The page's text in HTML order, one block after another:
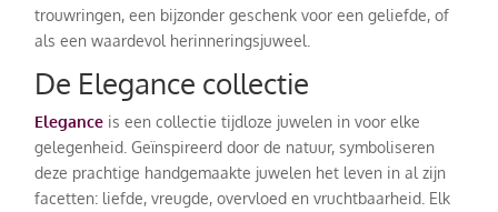
trouwringen, een bijzonder geschenk voor een geliefde, of
als een waardevol herinneringsjuweel.
De Elegance collectie
Elegance is een collectie tijdloze juwelen in voor elke
gelegenheid. Geïnspireerd door de natuur, symboliseren
deze prachtige handgemaakte juwelen het leven in al zijn
facetten: liefde, vreugde, overvloed en vruchtbaarheid. Elk